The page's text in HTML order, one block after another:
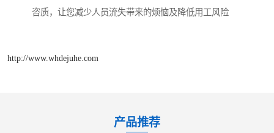
咨质，让您减少人员流失带来的烦恼及降低用工风险
http://www.whdejuhe.com
产品推荐